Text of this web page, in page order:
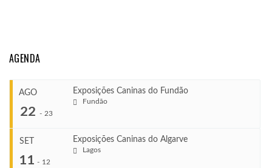
AGENDA
AGO
22 - 23
Exposições Caninas do Fundão
Fundão
SET
11 - 12
Exposições Caninas do Algarve
Lagos